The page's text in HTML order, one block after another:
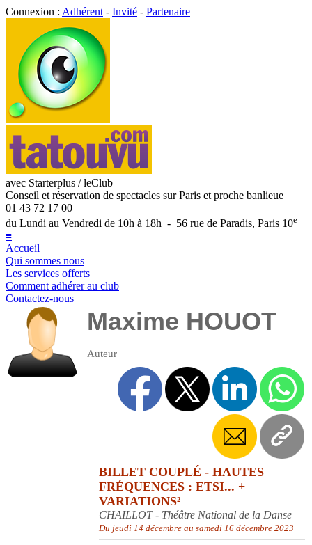
Connexion : Adhérent - Invité - Partenaire
avec Starterplus / leClub
Conseil et réservation de spectacles sur Paris et proche banlieue
01 43 72 17 00
du Lundi au Vendredi de 10h à 18h - 56 rue de Paradis, Paris 10e
≡
Accueil
Qui sommes nous
Les services offerts
Comment adhérer au club
Contactez-nous
Maxime HOUOT
Auteur
BILLET COUPLÉ - HAUTES
FRÉQUENCES : ETSI... +
VARIATIONS²
CHAILLOT - Théâtre National de la Danse
Du jeudi 14 décembre au samedi 16 décembre 2023